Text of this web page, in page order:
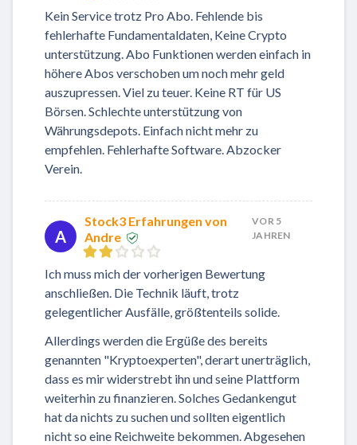
Kein Service trotz Pro Abo. Fehlende bis
fehlerhafte Fundamentaldaten, Keine Crypto
unterstützung. Abo Funktionen werden einfach in
höhere Abos verschoben um noch mehr geld
auszupressen. Viel zu teuer. Keine RT für US
Börsen. Schlechte unterstützung von
Währungsdepots. Einfach nicht mehr zu
empfehlen. Fehlerhafte Software. Abzocker
Verein.
A
Stock3 Erfahrungen von
Andre
VOR 5
JAHREN
Ich muss mich der vorherigen Bewertung
anschließen. Die Technik läuft, trotz
gelegentlicher Ausfälle, größtenteils solide.
Allerdings werden die Ergüße des bereits
genannten "Kryptoexperten", derart unerträglich,
dass es mir widerstrebt ihn und seine Plattform
weiterhin zu finanzieren. Solches Gedankengut
hat da nichts zu suchen und sollten eigentlich
nicht so eine Reichweite bekommen. Abgesehen